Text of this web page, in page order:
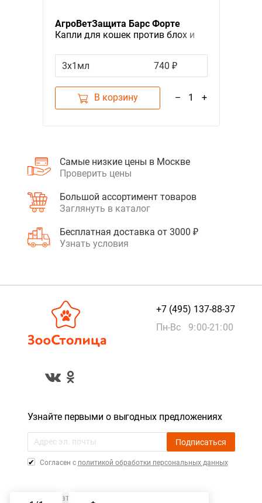
АгроВетЗащита Барс Форте
Капли для кошек против блох и
3х1мл
740 ₽
В корзину – 1 +
Самые низкие цены в Москве
Проверить цены
Большой ассортимент товаров
Заглянуть в каталог
Бесплатная доставка от 3000 ₽
Узнать условия
+7 (495) 137-88-37
Пн-Вс 9:00-21:00
Узнайте первыми о выгодных предложениях
Подписаться
Cогласен с политикой обработки персональных данных
Пользовательское соглашение